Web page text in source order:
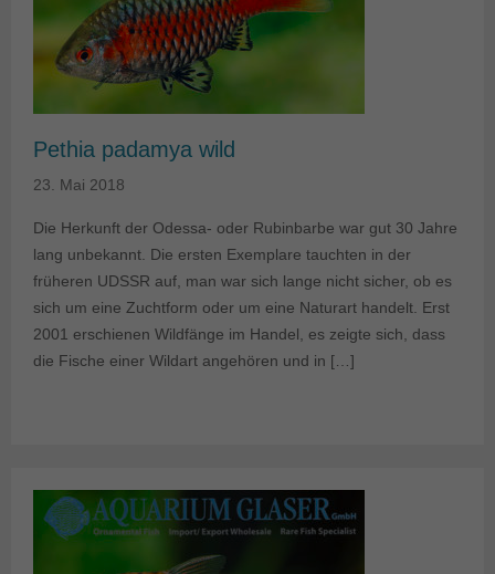
Pethia padamya wild
23. Mai 2018
Die Herkunft der Odessa- oder Rubinbarbe war gut 30 Jahre
lang unbekannt. Die ersten Exemplare tauchten in der
früheren UDSSR auf, man war sich lange nicht sicher, ob es
sich um eine Zuchtform oder um eine Naturart handelt. Erst
2001 erschienen Wildfänge im Handel, es zeigte sich, dass
die Fische einer Wildart angehören und in […]